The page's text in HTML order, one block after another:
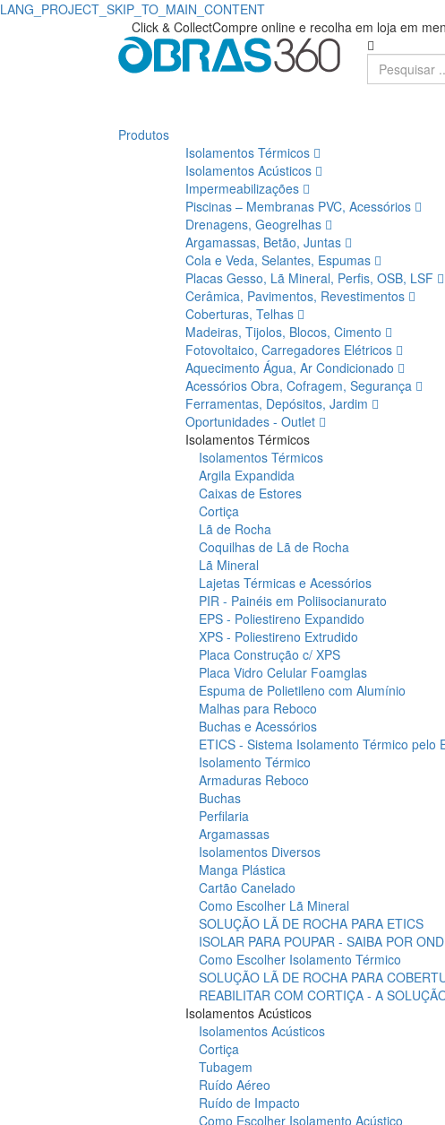
LANG_PROJECT_SKIP_TO_MAIN_CONTENT
Click & CollectCompre online e recolha em loja em
Produtos
Isolamentos Térmicos
Isolamentos Acústicos
Impermeabilizações
Piscinas – Membranas PVC, Acessórios
Drenagens, Geogrelhas
Argamassas, Betão, Juntas
Cola e Veda, Selantes, Espumas
Placas Gesso, Lã Mineral, Perfis, OSB, LSF
Cerâmica, Pavimentos, Revestimentos
Coberturas, Telhas
Madeiras, Tijolos, Blocos, Cimento
Fotovoltaico, Carregadores Elétricos
Aquecimento Água, Ar Condicionado
Acessórios Obra, Cofragem, Segurança
Ferramentas, Depósitos, Jardim
Oportunidades - Outlet
Isolamentos Térmicos
Isolamentos Térmicos
Argila Expandida
Caixas de Estores
Cortiça
Lã de Rocha
Coquilhas de Lã de Rocha
Lã Mineral
Lajetas Térmicas e Acessórios
PIR - Painéis em Poliisocianurato
EPS - Poliestireno Expandido
XPS - Poliestireno Extrudido
Placa Construção c/ XPS
Placa Vidro Celular Foamglas
Espuma de Polietileno com Alumínio
Malhas para Reboco
Buchas e Acessórios
ETICS - Sistema Isolamento Térmico pelo
Isolamento Térmico
Armaduras Reboco
Buchas
Perfilaria
Argamassas
Isolamentos Diversos
Manga Plástica
Cartão Canelado
Como Escolher Lã Mineral
SOLUÇÃO LÃ DE ROCHA PARA ETICS
ISOLAR PARA POUPAR - SAIBA POR
Como Escolher Isolamento Térmico
SOLUÇÃO LÃ DE ROCHA PARA
REABILITAR COM CORTIÇA - A
Isolamentos Acústicos
Isolamentos Acústicos
Cortiça
Tubagem
Ruído Aéreo
Ruído de Impacto
Como Escolher Isolamento Acústico